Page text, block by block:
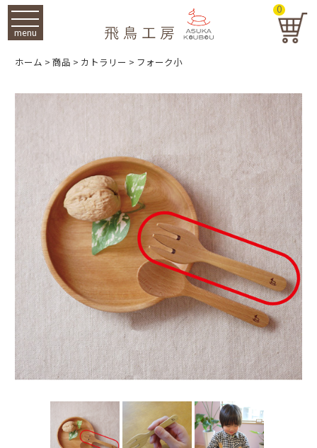
menu
0
ホーム > 商品 > カトラリー > フォーク小